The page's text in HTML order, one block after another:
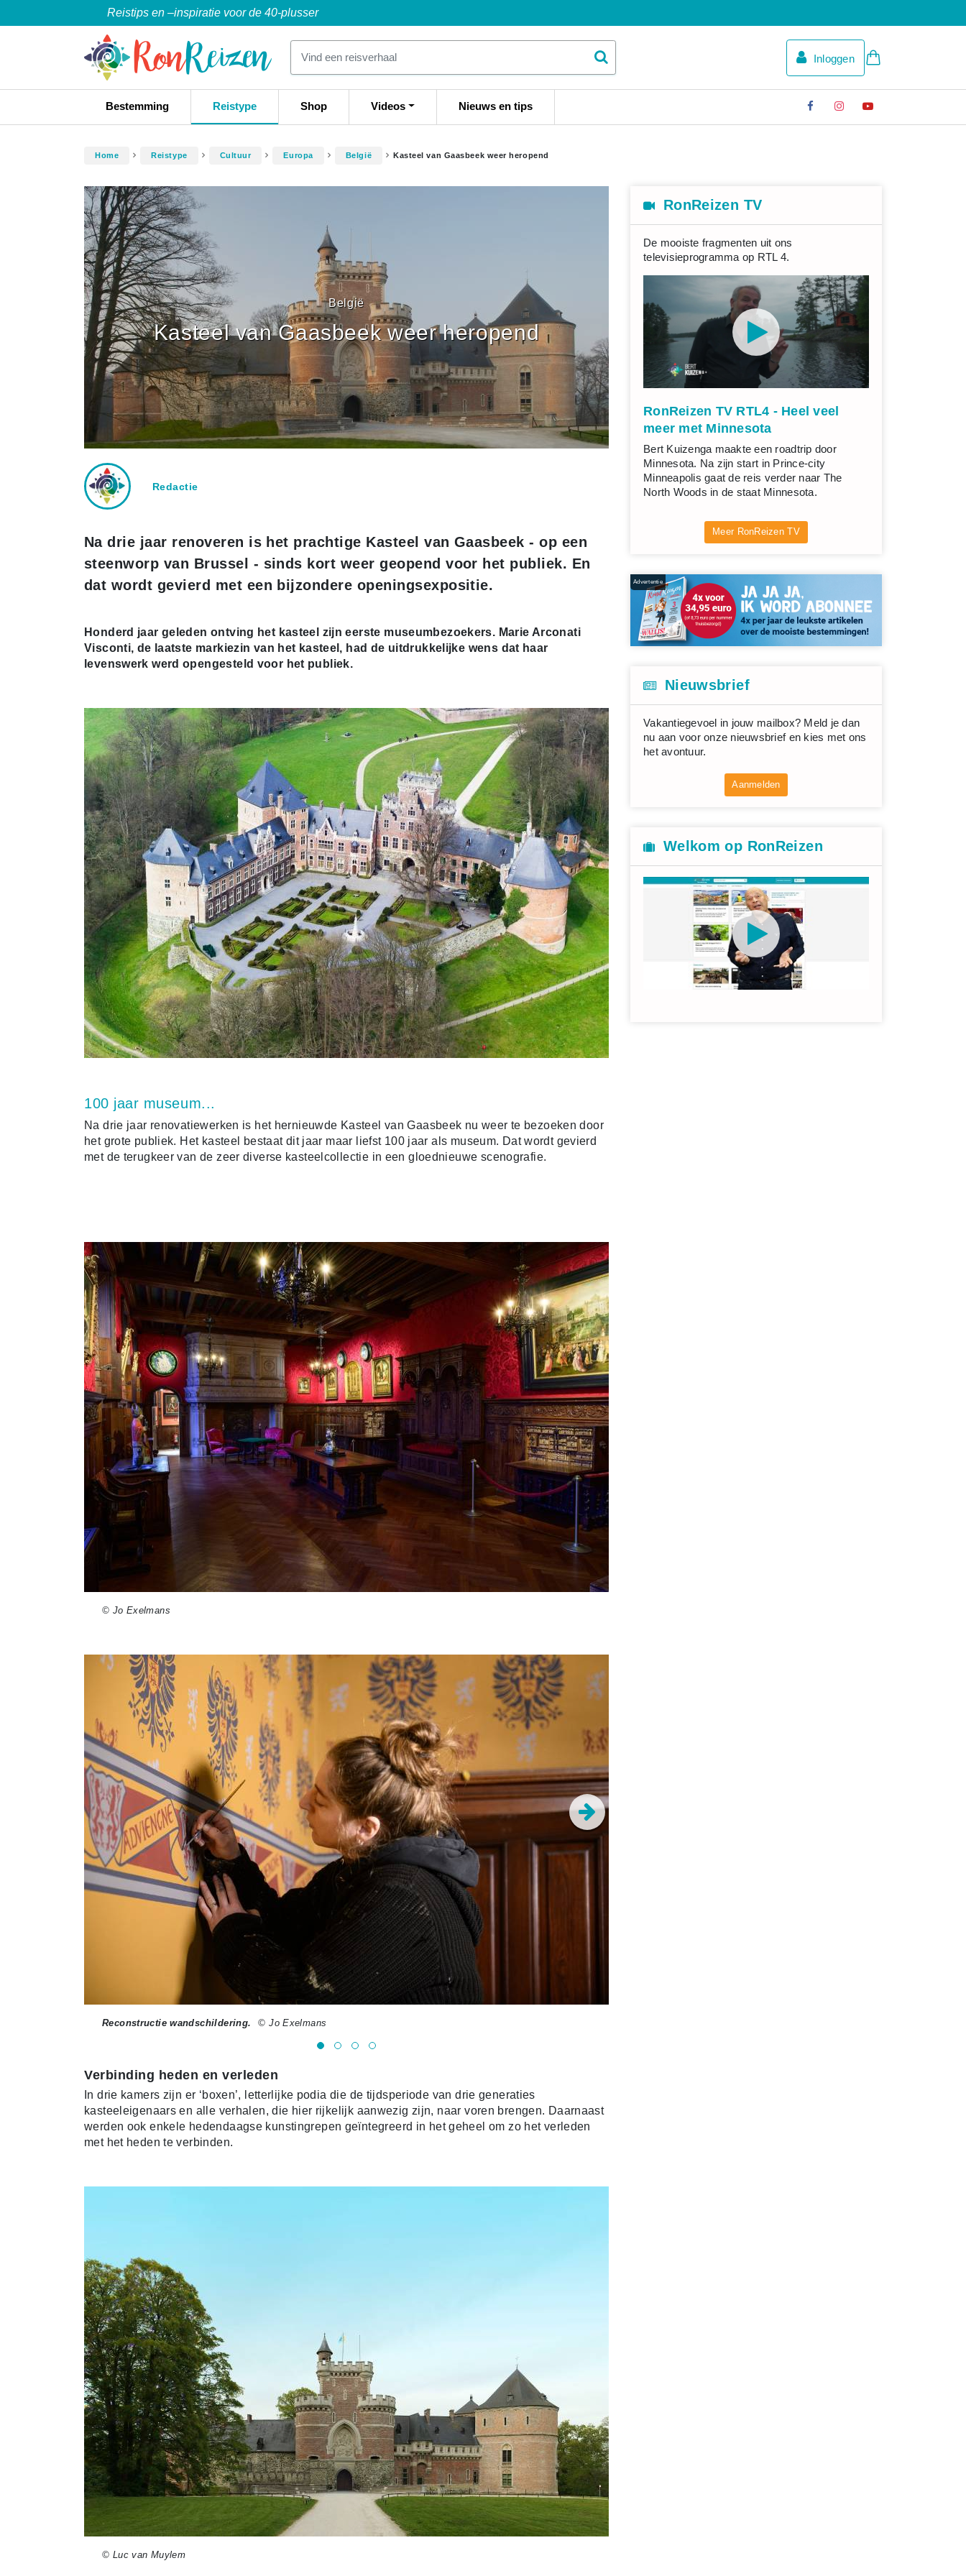
Reistips en –inspiratie voor de 40-plusser
Inloggen
Bestemming Reistype Shop Videos Nieuws en tips
Home Reistype Cultuur Europa België Kasteel van Gaasbeek weer heropend
België
Kasteel van Gaasbeek weer heropend
Redactie
Na drie jaar renoveren is het prachtige Kasteel van Gaasbeek - op een
steenworp van Brussel - sinds kort weer geopend voor het publiek. En
dat wordt gevierd met een bijzondere openingsexpositie.
Honderd jaar geleden ontving het kasteel zijn eerste museumbezoekers. Marie Arconati
Visconti, de laatste markiezin van het kasteel, had de uitdrukkelijke wens dat haar
levenswerk werd opengesteld voor het publiek.
100 jaar museum...
Na drie jaar renovatiewerken is het hernieuwde Kasteel van Gaasbeek nu weer te bezoeken door
het grote publiek. Het kasteel bestaat dit jaar maar liefst 100 jaar als museum. Dat wordt gevierd
met de terugkeer van de zeer diverse kasteelcollectie in een gloednieuwe scenografie.
© Jo Exelmans
Reconstructie wandschildering. © Jo Exelmans
Verbinding heden en verleden
In drie kamers zijn er ‘boxen’, letterlijke podia die de tijdsperiode van drie generaties
kasteeleigenaars en alle verhalen, die hier rijkelijk aanwezig zijn, naar voren brengen. Daarnaast
werden ook enkele hedendaagse kunstingrepen geïntegreerd in het geheel om zo het verleden
met het heden te verbinden.
© Luc van Muylem
RonReizen TV
De mooiste fragmenten uit ons
televisieprogramma op RTL 4.
RonReizen TV RTL4 - Heel veel
meer met Minnesota
Bert Kuizenga maakte een roadtrip door
Minnesota. Na zijn start in Prince-city
Minneapolis gaat de reis verder naar The
North Woods in de staat Minnesota.
Meer RonReizen TV
Advertentie
Nieuwsbrief
Vakantiegevoel in jouw mailbox? Meld je dan
nu aan voor onze nieuwsbrief en kies met ons
het avontuur.
Aanmelden
Welkom op RonReizen